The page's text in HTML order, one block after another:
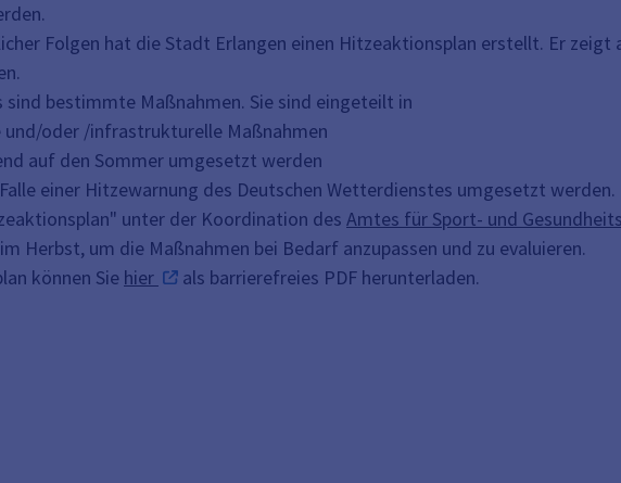
Folgen hat die Stadt Erlangen einen Hitzeaktionsplan erstellt. Er
bestimmte Maßnahmen. Sie sind eingeteilt in
oder /infrastrukturelle Maßnahmen
auf den Sommer umgesetzt werden
einer Hitzewarnung des Deutschen Wetterdienstes umgesetzt werden.
unter der Koordination des Amtes für Sport- und
Herbst, um die Maßnahmen bei Bedarf anzupassen und zu evaluieren.
können Sie hier als barrierefreies PDF herunterladen.